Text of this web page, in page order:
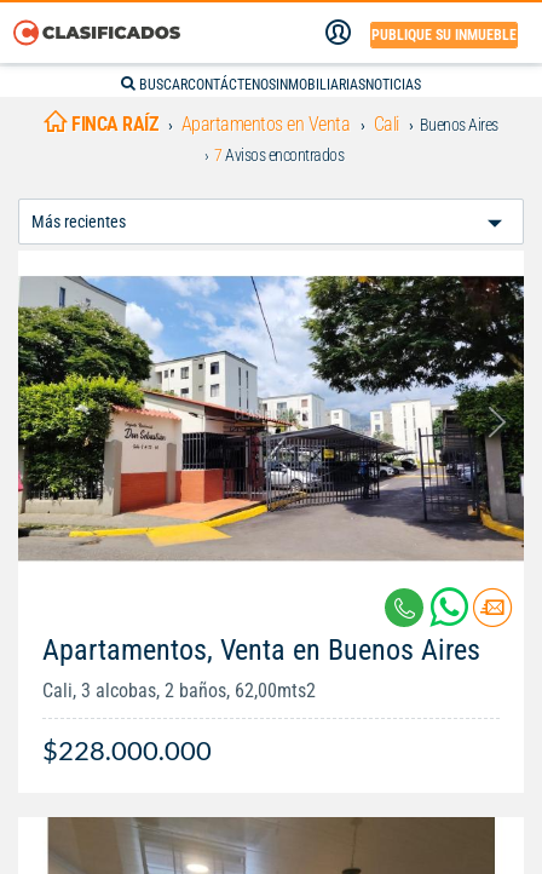
PUBLIQUE SU INMUEBLE
BUSCARCONTÁCTENOS INMOBILIARIASNOTICIAS
FINCA RAÍZ Apartamentos en Venta Cali
Buenos Aires
7Avisos encontrados
Apartamentos, Venta en Buenos Aires
Cali, 3 alcobas, 2 baños, 62,00mts2
$228.000.000